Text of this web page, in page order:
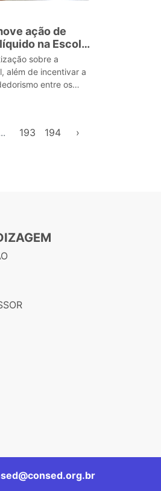
ação de
na Escola
sobre a
além de incentivar a
entre os
193 194 ›